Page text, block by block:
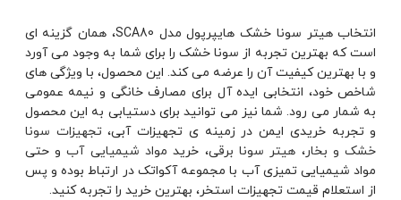
انتخاب هیتر سونا خشک هایپرپول مدل SCA80، همان گزینه ای
است که بهترین تجربه از سونا خشک را برای شما به وجود می آورد
و با بهترین کیفیت آن را عرضه می کند. این محصول، با ویژگی های
شاخص خود، انتخابی ایده آل برای مصارف خانگی و نیمه عمومی
به شمار می رود. شما نیز می توانید برای دستیابی به این محصول
و تجربه خریدی ایمن در زمینه ی تجهیزات آبی،تجهیزات سونا
خشک و بخار، هیتر سونا برقی، خرید مواد شیمیایی آبو حتی
مواد شیمیایی تمیزی آب با مجموعه آکواتک در ارتباط بوده و پس
از استعلام قیمت تجهیزات استخر، بهترین خرید را تجربه کنید.